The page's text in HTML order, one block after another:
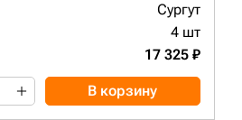
Сургут
4 шт
17 325 ₽
В корзину